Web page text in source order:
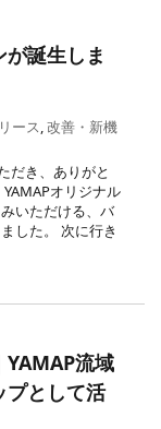
誕生しま
ース,改善・新機
だき、ありがと
オリジナル
いただける、バ
した。 次に行き
YAMAP流域
プとして活